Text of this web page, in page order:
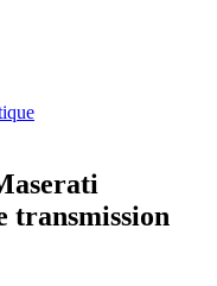
transmission